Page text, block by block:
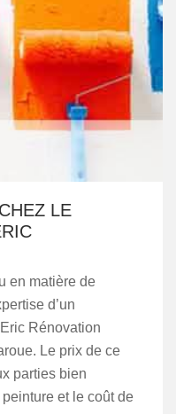
LE
en matière de
d’un
Rénovation
Le prix de ce
parties bien
et le coût de